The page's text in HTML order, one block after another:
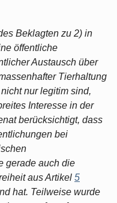
Beklagten zu 2) in
öffentliche
Austausch über
Tierhaltung
nur legitim sind,
Interesse in der
berücksichtigt, dass
bei
gerade auch die
aus Artikel 5
hat. Teilweise wurde